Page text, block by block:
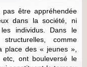
être appréhendée
dans la société, ni
individus. Dans le
comme
place des « jeunes »,
etc, ont bouleversé le